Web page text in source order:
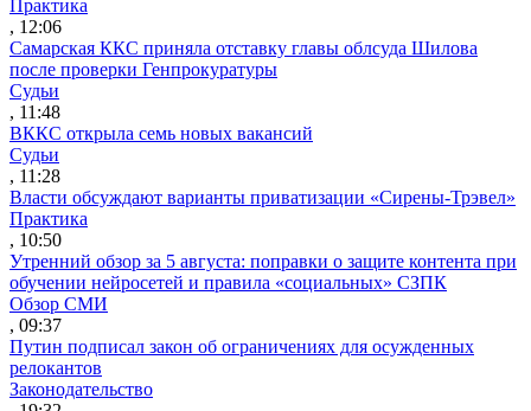
Практика
, 12:06
Самарская ККС приняла отставку главы облсуда Шилова
после проверки Генпрокуратуры
Судьи
, 11:48
ВККС открыла семь новых вакансий
Судьи
, 11:28
Власти обсуждают варианты приватизации «Сирены-Трэвел»
Практика
, 10:50
Утренний обзор за 5 августа: поправки о защите контента при
обучении нейросетей и правила «социальных» СЗПК
Обзор СМИ
, 09:37
Путин подписал закон об ограничениях для осужденных
релокантов
Законодательство